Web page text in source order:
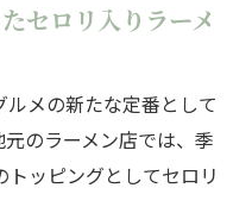
セロリ入りラーメ
メの新たな定番として
のラーメン店では、季
ッピングとしてセロリ